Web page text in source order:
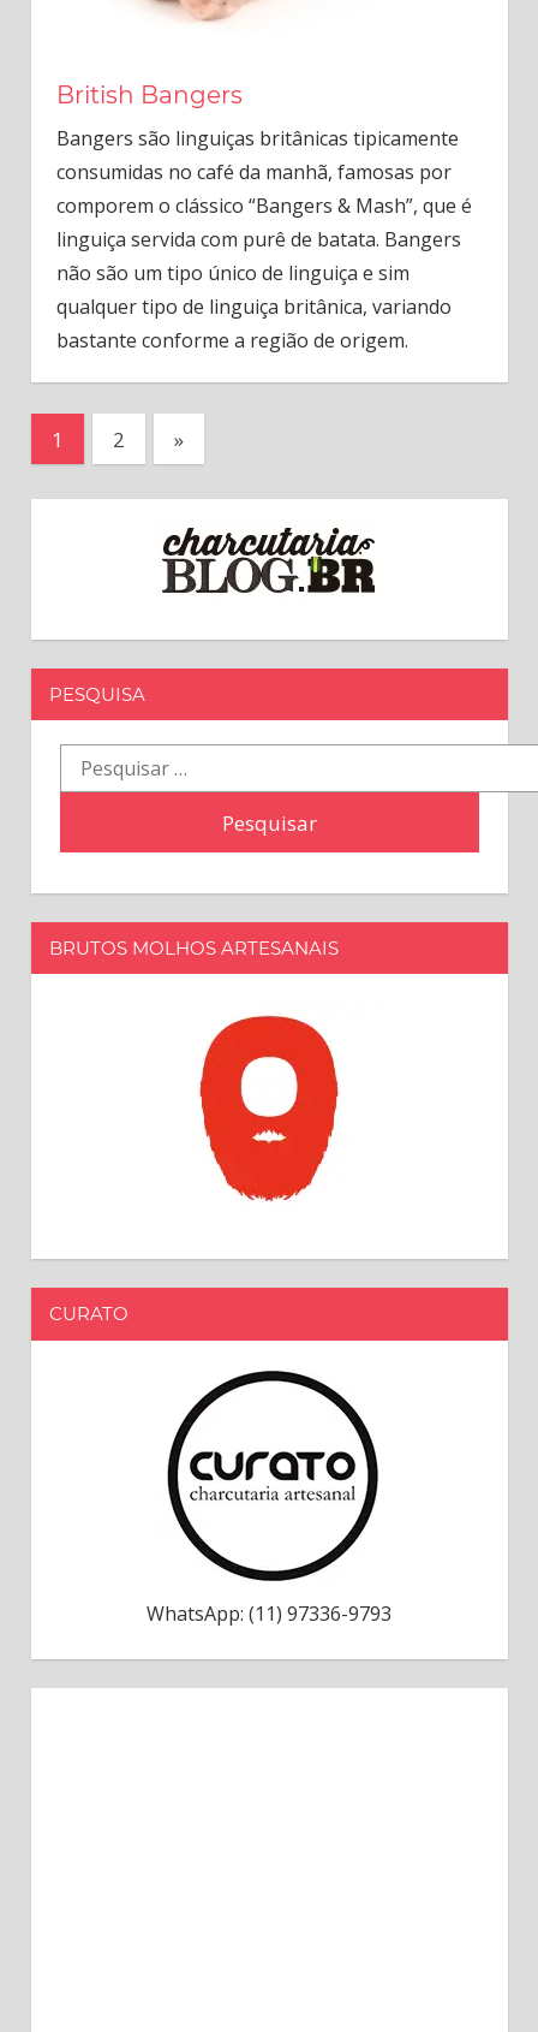
British Bangers
Bangers são linguiças britânicas tipicamente
consumidas no café da manhã, famosas por
comporem o clássico “Bangers & Mash”, que é
linguiça servida com purê de batata. Bangers
não são um tipo único de linguiça e sim
qualquer tipo de linguiça britânica, variando
bastante conforme a região de origem.
Paginação
1 2
Next
Posts
»
PESQUISA
Pesquisar
por:
BRUTOS MOLHOS ARTESANAIS
CURATO
WhatsApp: (11) 97336-9793